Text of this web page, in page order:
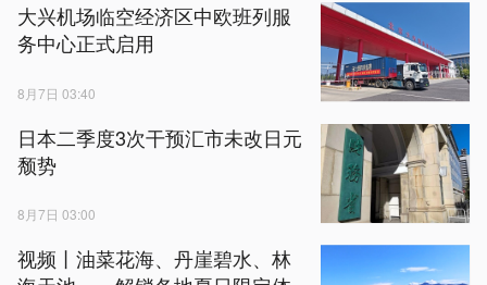
大兴机场临空经济区中欧班列服
务中心正式启用
8月7日 03:40
日本二季度3次干预汇市未改日元
颓势
8月7日 03:00
视频丨油菜花海、丹崖碧水、林